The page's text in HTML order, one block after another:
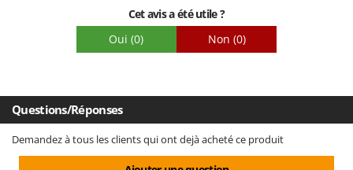
Cet avis a été utile ?
Oui (0) Non (0)
Questions/Réponses
Demandez à tous les clients qui ont dejà acheté ce produit